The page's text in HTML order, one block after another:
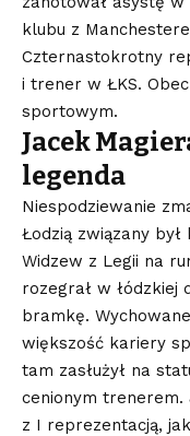
klubu z
Czternastokrotny
i trener w ŁKS.
sportowym.
Jacek
legenda
Niespodziewanie
Łodzią związany
Widzew z Legii na
rozegrał w łódzkiej
bramkę.
większość kariery
tam zasłużył na
cenionym trenerem.
z I reprezentacją,